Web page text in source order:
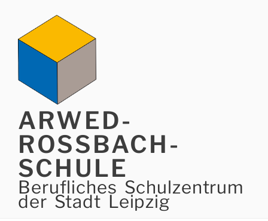
springen
ARWED-
ROSSBACH-
SCHULE
Berufliches Schulzentrum
der Stadt Leipzig